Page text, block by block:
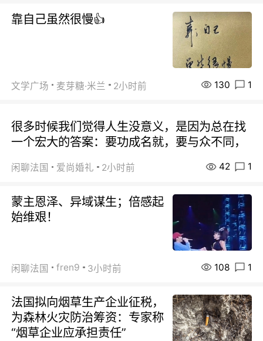
靠自己虽然很慢👍
文学广场 麦芽糖·米兰 2小时前 130 1
很多时候我们觉得人生没意义，是因为总在找
一个宏大的答案：要功成名就，要与众不同，
闲聊法国 爱尚婚礼 2小时前 42 1
蒙主恩泽、异域谋生；倍感起
始维艰！
闲聊法国 fren9 3小时前 108 1
法国拟向烟草生产企业征税，
为森林火灾防治筹资：专家称
“烟草企业应承担责任”